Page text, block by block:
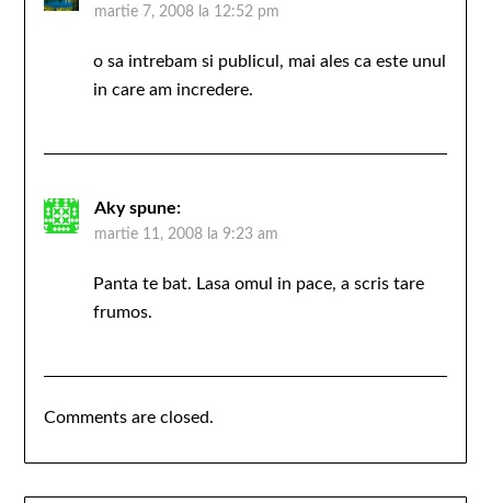
martie 7, 2008 la 12:52 pm
o sa intrebam si publicul, mai ales ca este unul
in care am incredere.
Aky spune:
martie 11, 2008 la 9:23 am
Panta te bat. Lasa omul in pace, a scris tare
frumos.
Comments are closed.